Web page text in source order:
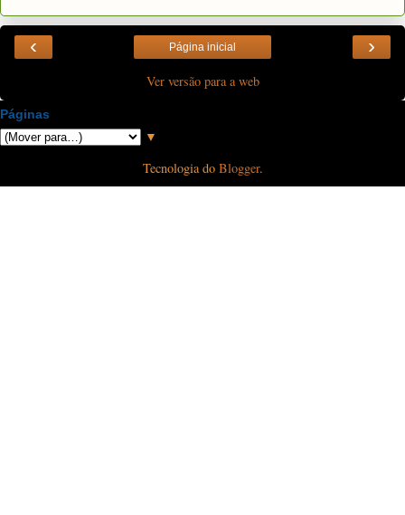
‹ ›
Página inicial
Ver versão para a web
Páginas
▼
Tecnologia do Blogger.